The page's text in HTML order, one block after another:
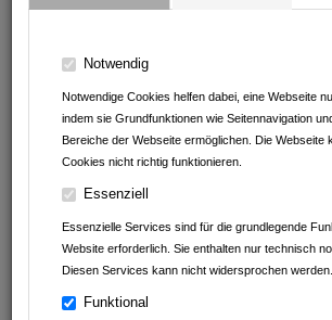
Notwendig
Notwendige Cookies helfen dabei, eine Webseite
indem sie Grundfunktionen wie Seitennavigation
Bereiche der Webseite ermöglichen. Die Webseite
Cookies nicht richtig funktionieren.
Essenziell
Essenzielle Services sind für die grundlegende
Website erforderlich. Sie enthalten nur technisch
Diesen Services kann nicht widersprochen werden.
Funktional
Imbiss am Baumarkt
Tagesessen KW 32